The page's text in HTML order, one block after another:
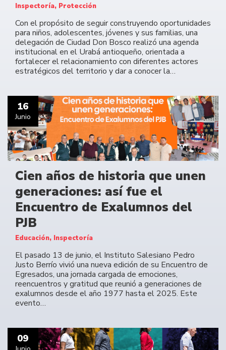
Inspectoría, Protección
Con el propósito de seguir construyendo oportunidades
para niños, adolescentes, jóvenes y sus familias, una
delegación de Ciudad Don Bosco realizó una agenda
institucional en el Urabá antioqueño, orientada a
fortalecer el relacionamiento con diferentes actores
estratégicos del territorio y dar a conocer la…
16
Junio
Cien años de historia que unen
generaciones: así fue el
Encuentro de Exalumnos del
PJB
Educación, Inspectoría
El pasado 13 de junio, el Instituto Salesiano Pedro
Justo Berrío vivió una nueva edición de su Encuentro de
Egresados, una jornada cargada de emociones,
reencuentros y gratitud que reunió a generaciones de
exalumnos desde el año 1977 hasta el 2025. Este
evento…
09